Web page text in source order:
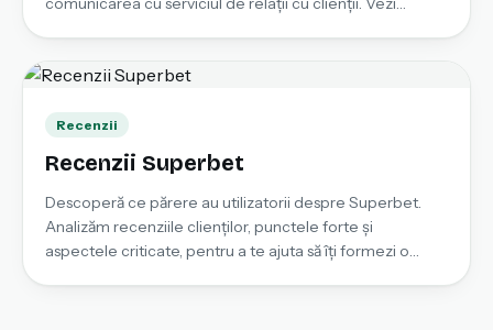
Recenzii
Recenzii Superbet
Descoperă ce părere au utilizatorii despre Superbet.
Analizăm recenziile clienților, punctele forte și
aspectele criticate, pentru a te ajuta să îți formezi o